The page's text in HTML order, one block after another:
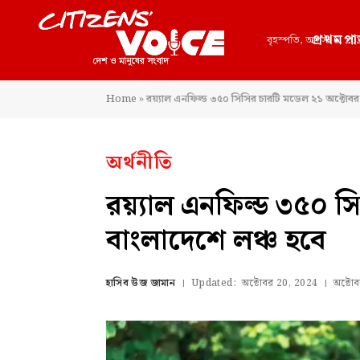
বৃহস্পতি, আগস্ট 6,
Home»রয়্যাল এনফিল্ড ৩৫০ সিসির চারটি মডেল ২১
অর্থনীতি
রয়্যাল এনফিল্ড ৩৫০
বাংলাদেশে লঞ্চ হবে
হাসিব উজ জামান Updated: অক্টোবর 20, 2024